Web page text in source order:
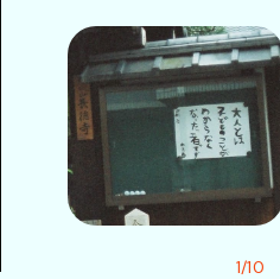
1/10